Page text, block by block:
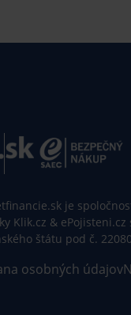
je
Klik.cz &
štátu pod č.
osobných údajov